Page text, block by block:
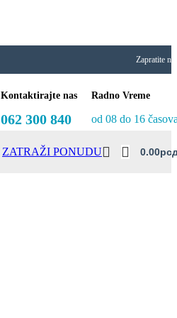
Zapratite
Kontaktirajte nas
062 300 840
Radno Vreme
od 08 do 16
ZATRAŽI PONUDU 0.00